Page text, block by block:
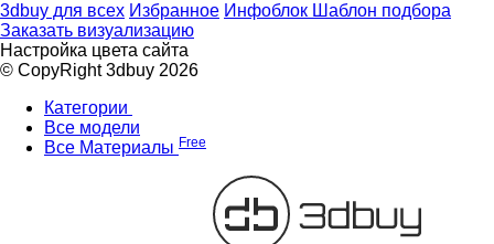
3dbuy для всех Избранное Инфоблок Шаблон подбора
Заказать визуализацию
Настройка цвета сайта
© CopyRight 3dbuy 2026
Категории
Все модели
Все Материалы Free